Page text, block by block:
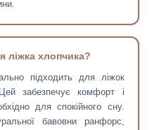
ліжка хлопчика?
підходить для ліжок
забезпечує комфорт і
для спокійного сну.
бавовни ранфорс,